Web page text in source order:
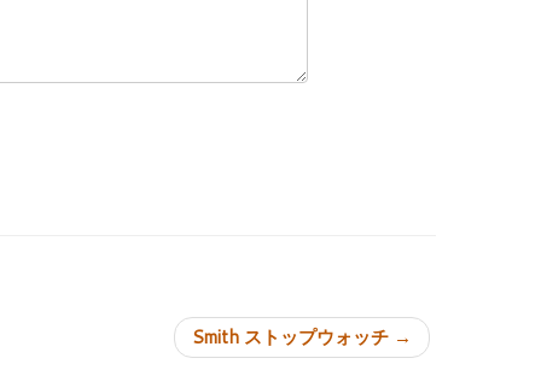
Smith ストップウォッチ →